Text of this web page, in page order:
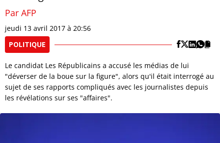
Par AFP
jeudi 13 avril 2017 à 20:56
POLITIQUE
Le candidat Les Républicains a accusé les médias de lui
"déverser de la boue sur la figure", alors qu'il était interrogé au
sujet de ses rapports compliqués avec les journalistes depuis
les révélations sur ses "affaires".